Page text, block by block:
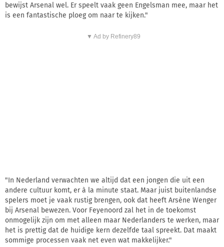
bewijst Arsenal wel. Er speelt vaak geen Engelsman mee, maar het
is een fantastische ploeg om naar te kijken."
▼ Ad by Refinery89
"In Nederland verwachten we altijd dat een jongen die uit een
andere cultuur komt, er à la minute staat. Maar juist buitenlandse
spelers moet je vaak rustig brengen, ook dat heeft Arsène Wenger
bij Arsenal bewezen. Voor Feyenoord zal het in de toekomst
onmogelijk zijn om met alleen maar Nederlanders te werken, maar
het is prettig dat de huidige kern dezelfde taal spreekt. Dat maakt
sommige processen vaak net even wat makkelijker."